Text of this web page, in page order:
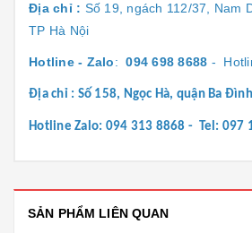
Địa chỉ : Số 19, ngách 112/37, Nam
TP Hà Nội
Hotline - Zalo:094 698 8688 -
Địa chỉ : Số 158, Ngọc Hà, quận Ba
Hotline Zalo: 094 313 8868 - Tel: 097
SẢN PHẨM LIÊN QUAN